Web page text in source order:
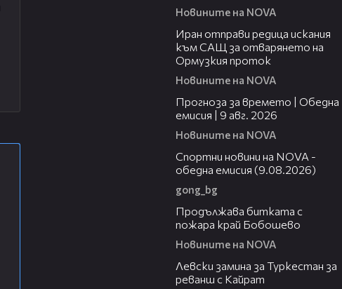
Новините на NOVA
Иран отправи редица искания
към САЩ за отварянето на
Ормузкия проток
Новините на NOVA
Прогноза за времето | Обедна
емисия | 9 авг. 2026
Новините на NOVA
Спортни новини на NOVA -
обедна емисия (9.08.2026)
gong_bg
Продължава битката с
пожара край Бобошево
Новините на NOVA
Левски замина за Туркестан за
реванш с Кайрат